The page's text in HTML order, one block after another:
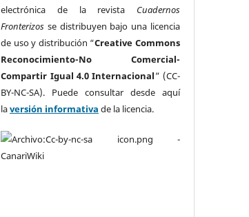
electrónica de la revista Cuadernos
Fronterizos se distribuyen bajo una licencia
de uso y distribución “Creative Commons
Reconocimiento-No Comercial-
Compartir Igual 4.0 Internacional” (CC-
BY-NC-SA). Puede consultar desde aquí
laversión informativa de la licencia.